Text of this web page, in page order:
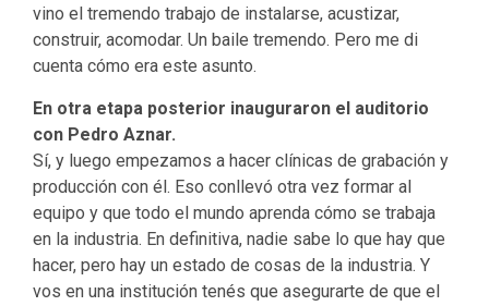
vino el tremendo trabajo de instalarse, acustizar,
construir, acomodar. Un baile tremendo. Pero me di
cuenta cómo era este asunto.
En otra etapa posterior inauguraron el auditorio
con Pedro Aznar.
Sí, y luego empezamos a hacer clínicas de grabación y
producción con él. Eso conllevó otra vez formar al
equipo y que todo el mundo aprenda cómo se trabaja
en la industria. En definitiva, nadie sabe lo que hay que
hacer, pero hay un estado de cosas de la industria. Y
vos en una institución tenés que asegurarte de que el